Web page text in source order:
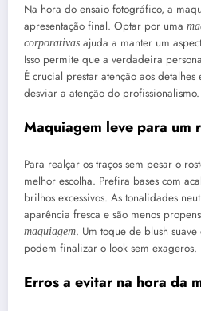
Na hora do ensaio fotográfico, a
apresentação final. Optar por uma
corporativas ajuda a manter um
Isso permite que a verdadeira
É crucial prestar atenção aos detalhes
desviar a atenção do profissionalismo.
Maquiagem leve para um
Para realçar os traços sem pesar o
melhor escolha. Prefira bases com
brilhos excessivos. As tonalidades
aparência fresca e são menos
maquiagem. Um toque de blush
podem finalizar o look sem exageros.
Erros a evitar na hora da